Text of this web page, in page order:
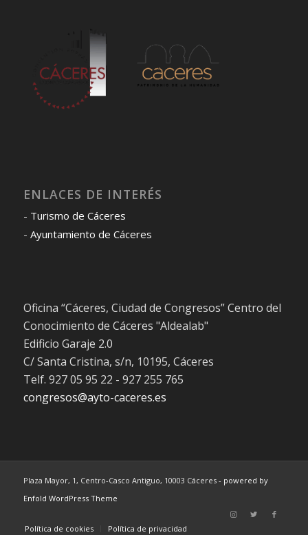
ENLACES DE INTERÉS
- Turismo de Cáceres
- Ayuntamiento de Cáceres
Oficina “Cáceres, Ciudad de Congresos” Centro del
Conocimiento de Cáceres "Aldealab"
Edificio Garaje 2.0
C/ Santa Cristina, s/n, 10195, Cáceres
Telf. 927 05 95 22 - 927 255 765
congresos@ayto-caceres.es
Plaza Mayor, 1, Centro-Casco Antiguo, 10003 Cáceres - powered by
Enfold WordPress Theme
Política de cookies Política de privacidad